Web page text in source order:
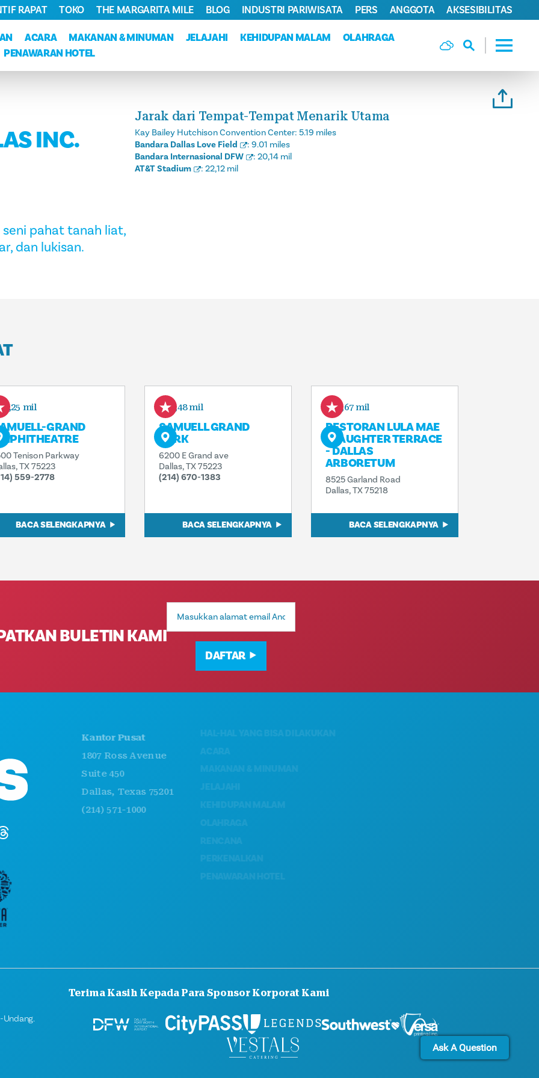
ACARA MAKANAN & MINUMAN JELAJAHI KEHIDUPAN MALAM
OLAHRAGA
PENAWARAN HOTEL
RAPAT TOKO THE MARGARITA MILE BLOG INDUSTRI PARIWISATA PERS ANGGOTA AKSESIBILITAS
INC.
pahat tanah liat,
dan lukisan.
Jarak dari Tempat-Tempat Menarik Utama
Kay Bailey Hutchison Convention Center: 5.19 miles
Bandara Dallas Love Field
: 9.01 miles
Bandara Internasional DFW
: 20,14 mil
AT&T Stadium
: 22,12 mil
1,25 mil
GRAND
Tenison Parkway
TX 75223
559-2778
BACA SELENGKAPNYA
1,48 mil
SAMUELL GRAND
PARK
6200 E Grand ave
Dallas, TX 75223
(214) 670-1383
BACA SELENGKAPNYA
1,67 mil
RESTORAN LULA MAE
SLAUGHTER TERRACE
- DALLAS
ARBORETUM
8525 Garland Road
Dallas, TX 75218
BACA SELENGKAPNYA
BULETIN KAMI
Alamat
Email
DAFTAR
Kantor Pusat
1807 Ross Avenue
Suite 450
Dallas, Texas 75201
(214) 571-1000
Terima Kasih Kepada Para Sponsor Korporat Kami
Undang.
Ask A Question